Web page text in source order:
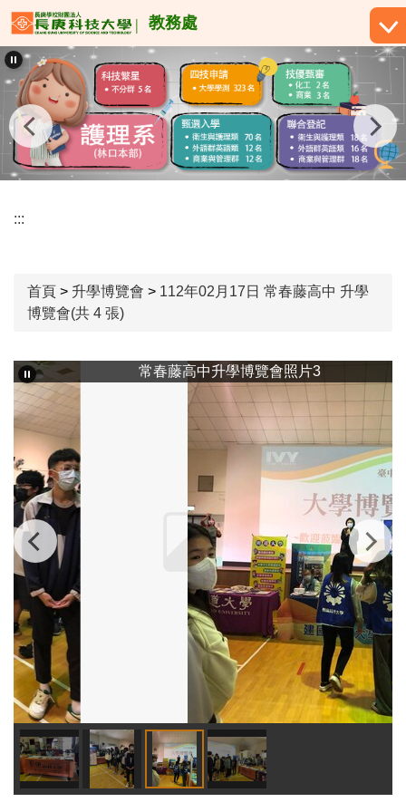
跳
到
主
要
內
容
區
教務處
:::
首頁 > 升學博覽會 > 112年02月17日 常春藤高中 升學
博覽會(共 4 張)
常春藤高中升學博覽會照片3